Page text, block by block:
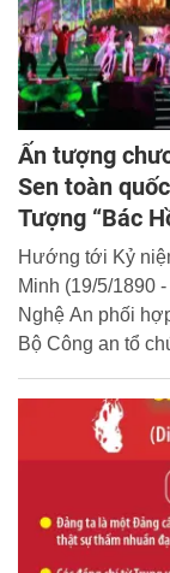
Ấn tượng
Sen toàn
Tượng “Bác
Hướng tới Kỷ
Minh (19/5/1890
Nghệ An phối
Bộ Công an tổ
về thăm quê" tại
đạo buổi lễ.